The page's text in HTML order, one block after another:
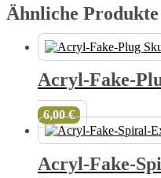
Ähnliche Produkte
Acryl-Fake-
6,00€
Acryl-Fake-